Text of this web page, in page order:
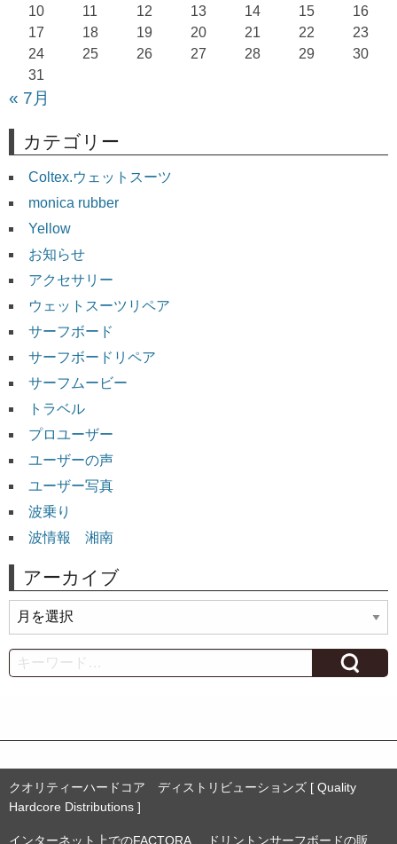
10
11 12 13 14 15
16
17
18 19 20 21 22
23
24
25 26 27 28 29
30
31
« 7月
カテゴリー
Coltex.ウェットスーツ
monica rubber
Yellow
お知らせ
アクセサリー
ウェットスーツリペア
サーフボード
サーフボードリペア
サーフムービー
トラベル
プロユーザー
ユーザーの声
ユーザー写真
波乗り
波情報 湘南
アーカイブ
ー
カ
イ
Search
クオリティーハードコア ディストリビューションズ [ Quality
Hardcore Distributions ]
インターネット上でのFACTORA.、ドリントンサーフボードの販